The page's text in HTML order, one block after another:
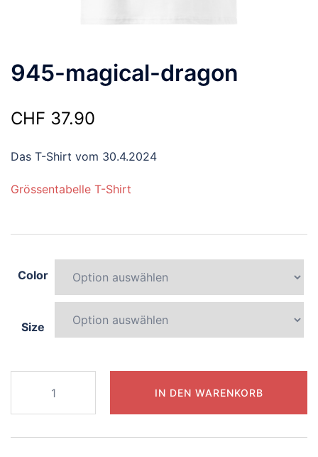
945-magical-dragon
CHF 37.90
Das T-Shirt vom 30.4.2024
Grössentabelle T-Shirt
Color
Size
magical-
dragon
Menge
IN DEN WARENKORB